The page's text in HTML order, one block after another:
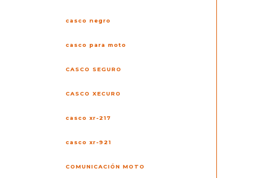
casco negro
casco para moto
CASCO SEGURO
CASCO XECURO
casco xr-217
casco xr-921
COMUNICACIÓN MOTO